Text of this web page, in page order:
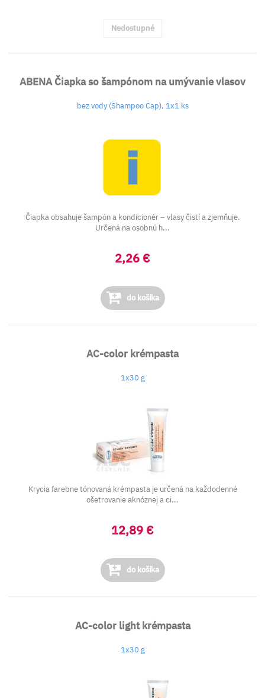
Nedostupné
ABENA Čiapka so šampónom na umývanie vlasov
bez vody (Shampoo Cap), 1x1 ks
Čiapka obsahuje šampón a kondicionér – vlasy čistí a zjemňuje.
Určená na osobnú h...
2,26 €
do košíka
AC-color krémpasta
1x30 g
Krycia farebne tónovaná krémpasta je určená na každodenné
ošetrovanie aknóznej a ci...
12,89 €
do košíka
AC-color light krémpasta
1x30 g